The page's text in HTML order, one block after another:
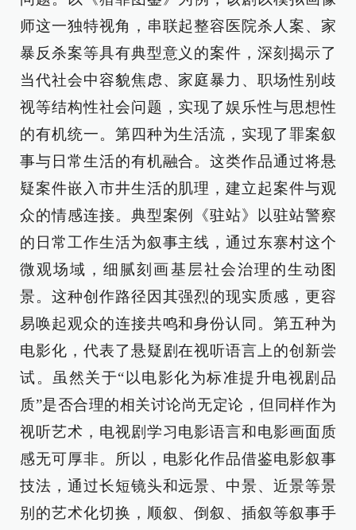
师这一独特视角，串联起整容医院杀人案、家
暴反杀案等具有典型意义的案件，深刻揭示了
当代社会中容貌焦虑、家庭暴力、职场性别歧
视等结构性社会问题，实现了娱乐性与思想性
的有机统一。第四种为生活流，实现了罪案叙
事与日常生活的有机融合。这类作品通过将悬
疑案件嵌入市井生活的肌理，建立起案件与观
众的情感连接。典型案例《驻站》以驻站警察
的日常工作生活为叙事主线，通过东寨村这个
微观场域，细腻刻画基层社会治理的生动图
景。这种创作路径因其强烈的现实质感，更容
易唤起观众的连接共鸣和身份认同。第五种为
电影化，代表了悬疑剧在视听语言上的创新尝
试。虽然关于“以电影化为标准提升电视剧品
质”是否合理的相关讨论尚无定论，但同样作为
视听艺术，电视剧学习电影语言和电影画面质
感无可厚非。所以，电影化作品借鉴电影叙事
技法，通过长短镜头和远景、中景、近景等景
别的艺术化切换，顺叙、倒叙、插叙等叙事手